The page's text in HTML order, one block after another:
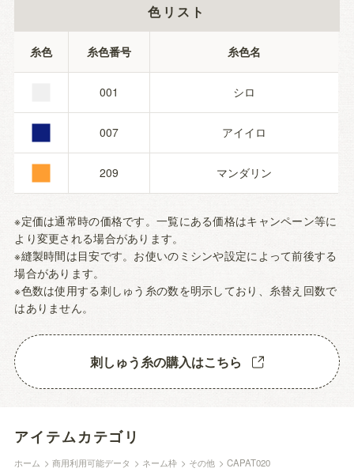
色リスト
糸色 糸色番号 糸色名
■ 001 シロ
■ 007 アイイロ
■ 209 マンダリン
※定価は通常時の価格です。一覧にある価格はキャンペーン等に
より変更される場合があります。
※縫製時間は目安です。お使いのミシンや設定によって前後する
場合があります。
※色数は使用する刺しゅう糸の数を明示しており、糸替え回数で
はありません。
刺しゅう糸の購入はこちら
アイテムカテゴリ
ホーム >商用利用可能データ > ネーム枠 > その他 >CAPAT020